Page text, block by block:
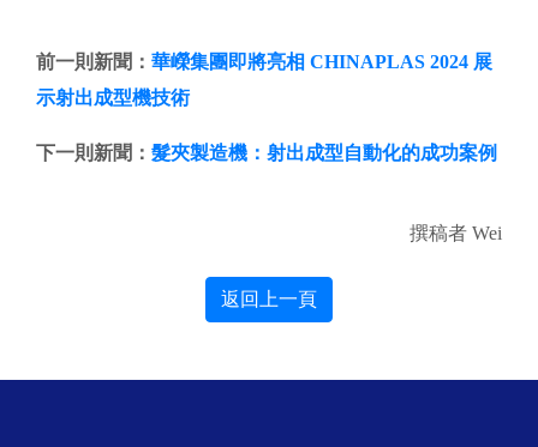
前一則新聞： 華嶸集團即將亮相 CHINAPLAS 2024 展
示射出成型機技術
下一則新聞： 髮夾製造機：射出成型自動化的成功案例
撰稿者 Wei
返回上一頁